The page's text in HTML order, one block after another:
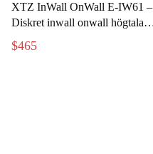
XTZ InWall OnWall E-IW61 –
Diskret inwall onwall högtalare
för hemmabio och musik
$465